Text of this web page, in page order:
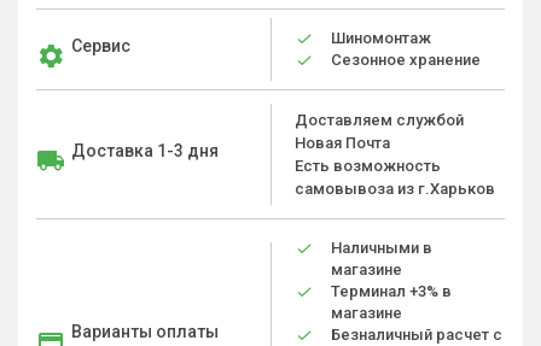
Сервис
Шиномонтаж
Сезонное хранение
Доставка 1-3 дня
Доставляем службой
Новая Почта
Есть возможность
самовывоза из г.Харьков
Варианты оплаты
Наличными в
магазине
Терминал +3% в
магазине
Безналичный расчет с